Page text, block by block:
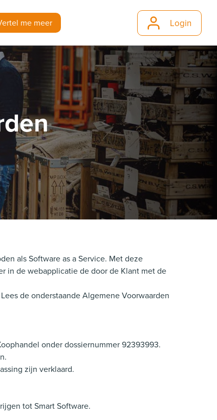
me meer Login
als Software as a Service. Met deze
in de webapplicatie de door de Klant met de
de onderstaande Algemene Voorwaarden
onder dossiernummer 92393993.
zijn verklaard.
tot Smart Software.